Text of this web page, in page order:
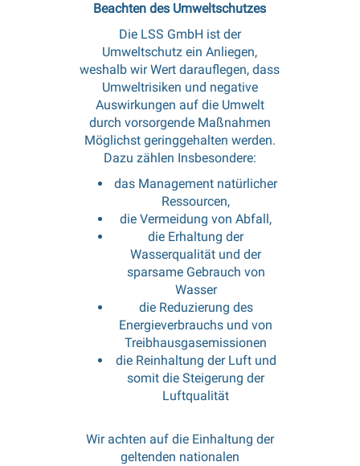
Beachten des Umweltschutzes
Die LSS GmbH ist der
Umweltschutz ein Anliegen,
weshalb wir Wert darauflegen, dass
Umweltrisiken und negative
Auswirkungen auf die Umwelt
durch vorsorgende Maßnahmen
Möglichst geringgehalten werden.
Dazu zählen Insbesondere:
das Management natürlicher
Ressourcen,
die Vermeidung von Abfall,
die Erhaltung der
Wasserqualität und der
sparsame Gebrauch von
Wasser
die Reduzierung des
Energieverbrauchs und von
Treibhausgasemissionen
die Reinhaltung der Luft und
somit die Steigerung der
Luftqualität
Wir achten auf die Einhaltung der
geltenden nationalen